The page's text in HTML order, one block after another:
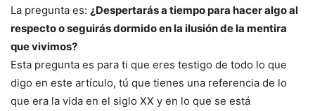
La pregunta es: ¿Despertarás a tiempo para hacer algo al
respecto o seguirás dormido en la ilusión de la mentira
que vivimos?
Esta pregunta es para ti que eres testigo de todo lo que
digo en este artículo, tú que tienes una referencia de lo
que era la vida en el siglo XX y en lo que se está